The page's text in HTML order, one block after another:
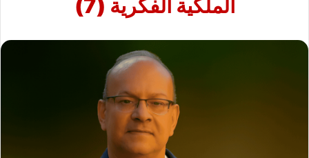
الملكية الفكرية (7)